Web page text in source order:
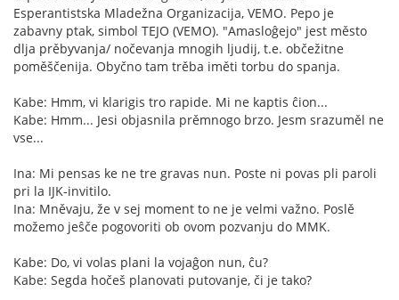
Esperantistska Mladežna Organizacija, VEMO. Pepo je
zabavny ptak, simbol TEJO (VEMO). "Amasloĝejo" jest město
dlja prěbyvanja/ nočevanja mnogih ljudij, t.e. občežitne
poměščenija. Obyčno tam trěba iměti torbu do spanja.
Kabe: Hmm, vi klarigis tro rapide. Mi ne kaptis ĉion...
Kabe: Hmm... Jesi objasnila prěmnogo brzo. Jesm srazuměl ne
vse...
Ina: Mi pensas ke ne tre gravas nun. Poste ni povas pli paroli
pri la IJK-invitilo.
Ina: Mněvaju, že v sej moment to ne je velmi važno. Poslě
možemo jeŝče pogovoriti ob ovom pozvanju do MMK.
Kabe: Do, vi volas plani la vojaĝon nun, ĉu?
Kabe: Segda hočeš planovati putovanje, či je tako?